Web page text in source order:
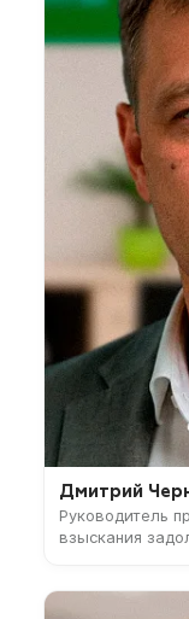
Дмитрий
Руководитель
взыскания